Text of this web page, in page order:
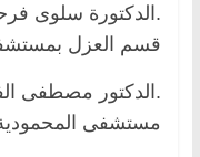
.الدكتورة سلوى
قسم العزل
.الدكتور مصطفى
مستشفى المحمودية